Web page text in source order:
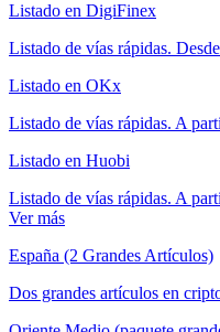
Listado en DigiFinex
Listado de vías rápidas.
Listado en OKx
Listado de vías rápidas. A
Listado en Huobi
Listado de vías rápidas. A
Ver más
España (2 Grandes Artículos)
Dos grandes artículos en